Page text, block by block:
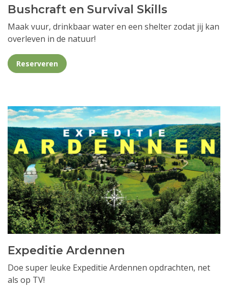
Bushcraft en Survival Skills
Maak vuur, drinkbaar water en een shelter zodat jij kan
overleven in de natuur!
Reserveren
Expeditie Ardennen
Doe super leuke Expeditie Ardennen opdrachten, net
als op TV!